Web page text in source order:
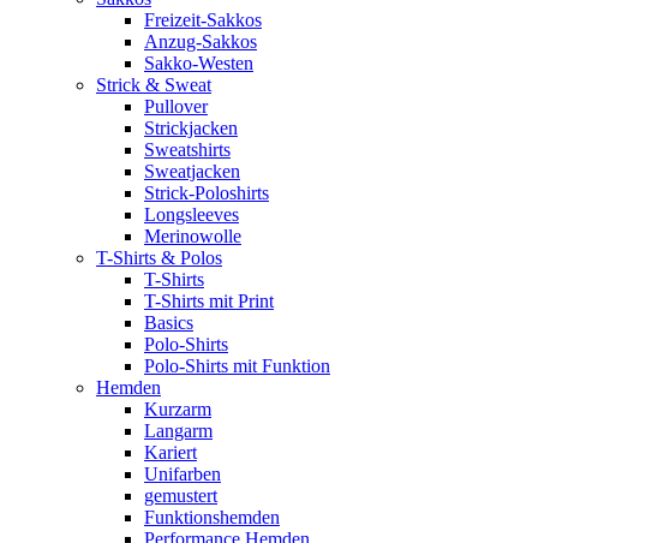
Freizeit-Sakkos
Anzug-Sakkos
Sakko-Westen
Strick & Sweat
Pullover
Strickjacken
Sweatshirts
Sweatjacken
Strick-Poloshirts
Longsleeves
Merinowolle
T-Shirts & Polos
T-Shirts
T-Shirts mit Print
Basics
Polo-Shirts
Polo-Shirts mit Funktion
Hemden
Kurzarm
Langarm
Kariert
Unifarben
gemustert
Funktionshemden
Performance Hemden